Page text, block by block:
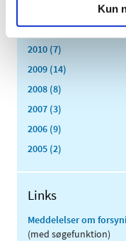
Kun
2011 (13)
2010 (7)
2009 (14)
2008 (8)
2007 (3)
2006 (9)
2005 (2)
Links
Meddelelser om
(med søgefunktion)